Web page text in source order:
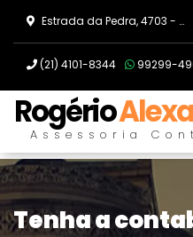
Estrada da Pedra, 4703 - Guaratiba, Rio de Janeiro/RJ
(21) 4101-8344 99299-
Rogério
Assessoria
Tenha a